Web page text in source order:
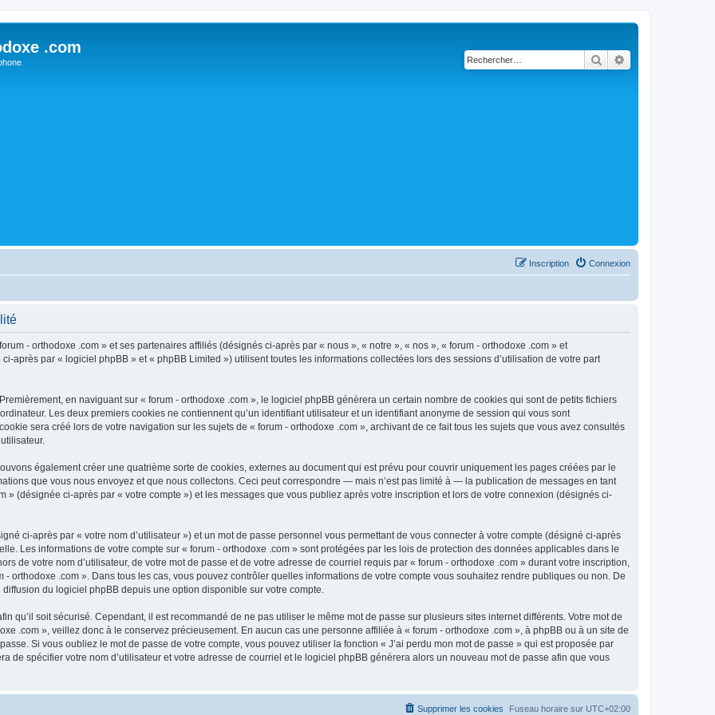
.com
Rechercher
Connexion
Inscription
- orthodoxe .com » et ses partenaires affiliés (désignés ci-après par « nous », « notre », « nos », « forum - orthodoxe .com » et
après par « logiciel phpBB » et « phpBB Limited ») utilisent toutes les informations collectées lors des sessions d’utilisation de votre part
en naviguant sur « forum - orthodoxe .com », le logiciel phpBB génèrera un certain nombre de cookies qui sont de petits fichiers
Les deux premiers cookies ne contiennent qu’un identifiant utilisateur et un identifiant anonyme de session qui vous sont
sera créé lors de votre navigation sur les sujets de « forum - orthodoxe .com », archivant de ce fait tous les sujets que vous avez consultés
également créer une quatrième sorte de cookies, externes au document qui est prévu pour couvrir uniquement les pages créées par le
que vous nous envoyez et que nous collectons. Ceci peut correspondre — mais n’est pas limité à — la publication de messages en tant
» (désignée ci-après par « votre compte ») et les messages que vous publiez après votre inscription et lors de votre connexion (désignés ci-
ci-après par « votre nom d’utilisateur ») et un mot de passe personnel vous permettant de vous connecter à votre compte (désigné ci-après
Les informations de votre compte sur « forum - orthodoxe .com » sont protégées par les lois de protection des données applicables dans le
de votre nom d’utilisateur, de votre mot de passe et de votre adresse de courriel requis par « forum - orthodoxe .com » durant votre inscription,
orthodoxe .com ». Dans tous les cas, vous pouvez contrôler quelles informations de votre compte vous souhaitez rendre publiques ou non. De
du logiciel phpBB depuis une option disponible sur votre compte.
qu’il soit sécurisé. Cependant, il est recommandé de ne pas utiliser le même mot de passe sur plusieurs sites internet différents. Votre mot de
.com », veillez donc à le conservez précieusement. En aucun cas une personne affiliée à « forum - orthodoxe .com », à phpBB ou à un site de
Si vous oubliez le mot de passe de votre compte, vous pouvez utiliser la fonction « J’ai perdu mon mot de passe » qui est proposée par
de spécifier votre nom d’utilisateur et votre adresse de courriel et le logiciel phpBB générera alors un nouveau mot de passe afin que vous
Fuseau horaire sur UTC+02:00
Supprimer les cookies